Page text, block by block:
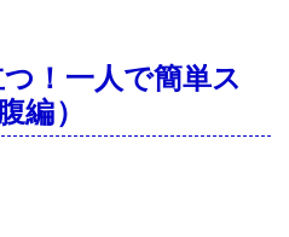
！一人で簡単ス
編）